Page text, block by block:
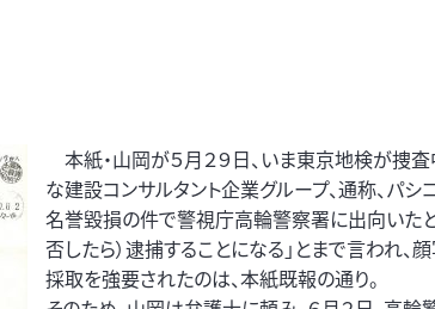
本紙・山岡が５月２９日、いま東京地検が捜
な建設コンサルタント企業グループ、通称、パシ
名誉毀損の件で警視庁高輪警察署に出向いたと
否したら）逮捕することになる」とまで言われ、
採取を強要されたのは、本紙既報の通り。